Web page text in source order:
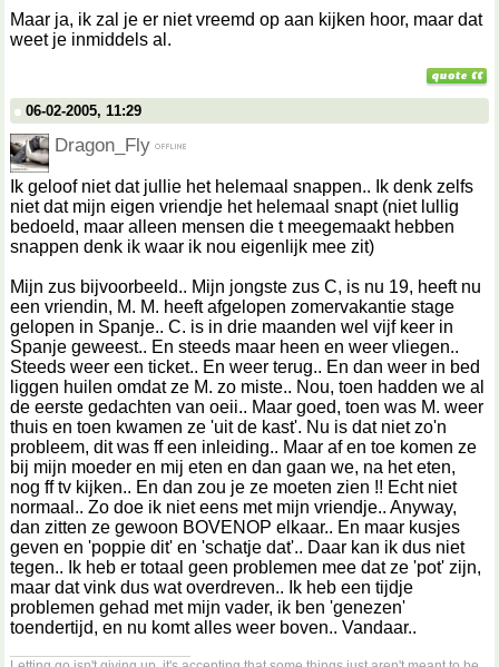
Maar ja, ik zal je er niet vreemd op aan kijken hoor, maar dat
weet je inmiddels al.
06-02-2005, 11:29
Dragon_Fly
Ik geloof niet dat jullie het helemaal snappen.. Ik denk zelfs
niet dat mijn eigen vriendje het helemaal snapt (niet lullig
bedoeld, maar alleen mensen die t meegemaakt hebben
snappen denk ik waar ik nou eigenlijk mee zit)
Mijn zus bijvoorbeeld.. Mijn jongste zus C, is nu 19, heeft nu
een vriendin, M. M. heeft afgelopen zomervakantie stage
gelopen in Spanje.. C. is in drie maanden wel vijf keer in
Spanje geweest.. En steeds maar heen en weer vliegen..
Steeds weer een ticket.. En weer terug.. En dan weer in bed
liggen huilen omdat ze M. zo miste.. Nou, toen hadden we al
de eerste gedachten van oeii.. Maar goed, toen was M. weer
thuis en toen kwamen ze 'uit de kast'. Nu is dat niet zo'n
probleem, dit was ff een inleiding.. Maar af en toe komen ze
bij mijn moeder en mij eten en dan gaan we, na het eten,
nog ff tv kijken.. En dan zou je ze moeten zien !! Echt niet
normaal.. Zo doe ik niet eens met mijn vriendje.. Anyway,
dan zitten ze gewoon BOVENOP elkaar.. En maar kusjes
geven en 'poppie dit' en 'schatje dat'.. Daar kan ik dus niet
tegen.. Ik heb er totaal geen problemen mee dat ze 'pot' zijn,
maar dat vink dus wat overdreven.. Ik heb een tijdje
problemen gehad met mijn vader, ik ben 'genezen'
toendertijd, en nu komt alles weer boven.. Vandaar..